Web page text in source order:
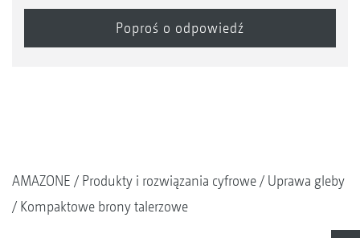
AMAZONE Produkty i rozwiązania cyfrowe
Uprawa gleby
Kompaktowe brony talerzowe